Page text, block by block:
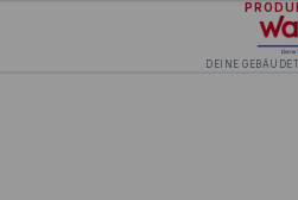
DEINE